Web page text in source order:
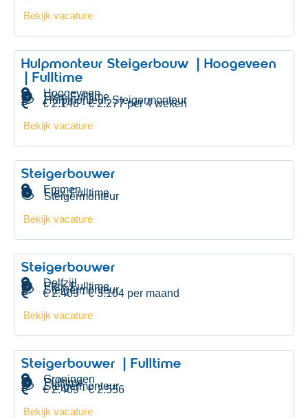
Bekijk vacature
Hulpmonteur Steigerbouw | Hoogeveen
| Fulltime
Hoogeveen
Flex, Fulltime
Hulpmonteur, Steigermonteur
€ 2.146 - € 2.277 per 4 weken
Bekijk vacature
Steigerbouwer
Emmen
Flex, Fulltime
Steigermonteur
Bekijk vacature
Steigerbouwer
Delfzijl
Flex, Fulltime
Steigermonteur
€ 2.409 - € 3.104 per maand
Bekijk vacature
Steigerbouwer | Fulltime
Groningen
Fulltime
Steigermonteur
€ 2.409 - € 2.556
Bekijk vacature